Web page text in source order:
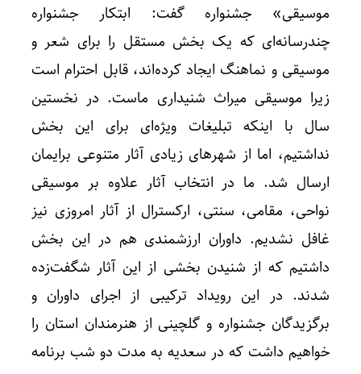
موسیقی» جشنواره گفت: ابتکار جشنواره
چندرسانه‌ای که یک بخش مستقل را برای شعر و
موسیقی و نماهنگ ایجاد کرده‌اند، قابل احترام است
زیرا موسیقی میراث شنیداری ماست.‌ در نخستین
سال با اینکه تبلیغات ویژه‌ای برای این بخش
نداشتیم، اما از شهرهای زیادی آثار متنوعی برایمان
ارسال شد. ما در انتخاب آثار علاوه بر موسیقی
نواحی، مقامی، سنتی، ارکسترال از آثار امروزی نیز
غافل نشدیم. داوران ارزشمندی هم در این بخش
داشتیم که از شنیدن بخشی از این آثار شگفت‌زده
شدند. در این رویداد ترکیبی از اجرای داوران و
برگزیدگان جشنواره و گلچینی از هنرمندان استان را
خواهیم داشت که در سعدیه به مدت دو شب برنامه